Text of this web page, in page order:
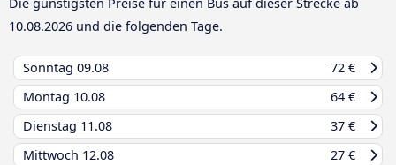
Die günstigsten Preise für einen Bus auf dieser Strecke ab
10.08.2026 und die folgenden Tage.
Sonntag 09.08
72 €
Montag 10.08
64 €
Dienstag 11.08
37 €
Mittwoch 12.08
27 €